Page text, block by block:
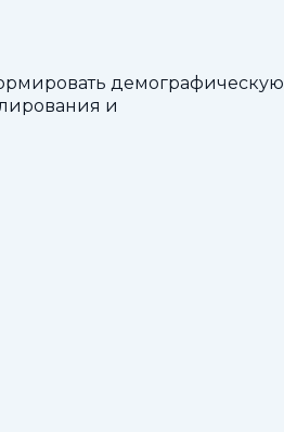
демографическую
и